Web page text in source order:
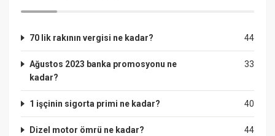
44
70 lik rakının vergisi ne kadar?
33
Ağustos 2023 banka promosyonu ne
kadar?
40
1 işçinin sigorta primi ne kadar?
44
Dizel motor ömrü ne kadar?